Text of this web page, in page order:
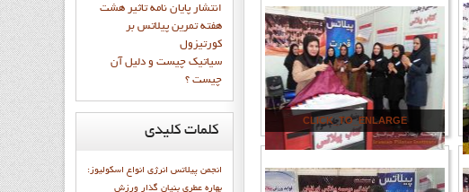
CLICK_TO_ENLARGE
انتشار پايان نامه تاثیر هشت
هفته تمرین پیلاتس بر
کورتیزول
سیاتیک چیست و دلیل آن
چیست ؟
کلمات کلیدی
انجمن پيلاتس انرژی انواع اسکولیوز:
بهاره عطري بنيان گذار ورزش